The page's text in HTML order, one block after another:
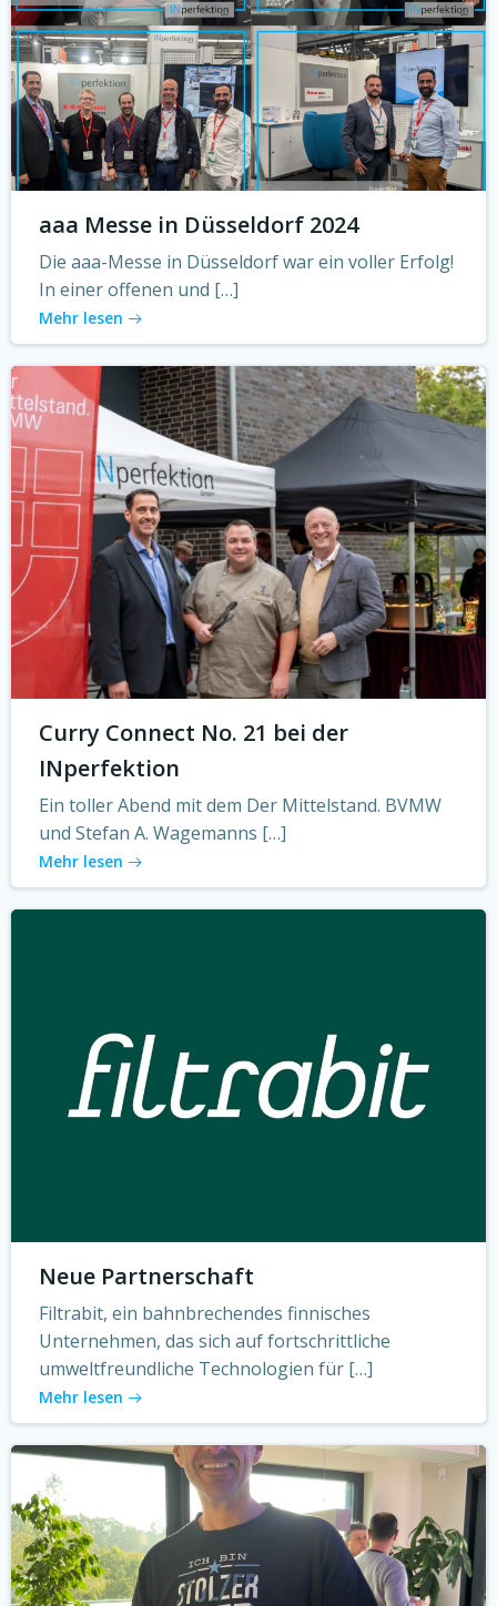
aaa Messe in Düsseldorf 2024
Die aaa-Messe in Düsseldorf war ein voller Erfolg!
In einer offenen und […]
Mehr lesen
Curry Connect No. 21 bei der
INperfektion
Ein toller Abend mit dem Der Mittelstand. BVMW
und Stefan A. Wagemanns […]
Mehr lesen
Neue Partnerschaft
Filtrabit, ein bahnbrechendes finnisches
Unternehmen, das sich auf fortschrittliche
umweltfreundliche Technologien für […]
Mehr lesen